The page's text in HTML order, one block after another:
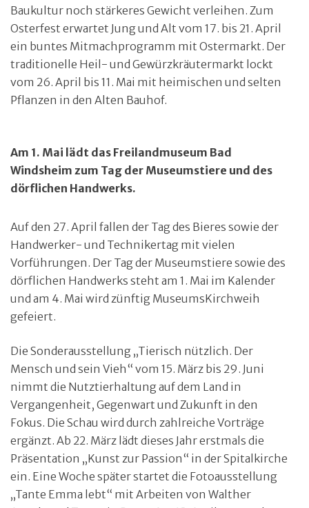
Baukultur noch stärkeres Gewicht verleihen. Zum
Osterfest erwartet Jung und Alt vom 17. bis 21. April
ein buntes Mitmachprogramm mit Ostermarkt. Der
traditionelle Heil- und Gewürzkräutermarkt lockt
vom 26. April bis 11. Mai mit heimischen und selten
Pflanzen in den Alten Bauhof.
Am 1. Mai lädt das Freilandmuseum Bad
Windsheim zum Tag der Museumstiere und des
dörflichen Handwerks.
Auf den 27. April fallen der Tag des Bieres sowie der
Handwerker- und Technikertag mit vielen
Vorführungen. Der Tag der Museumstiere sowie des
dörflichen Handwerks steht am 1. Mai im Kalender
und am 4. Mai wird zünftig MuseumsKirchweih
gefeiert.
Die Sonderausstellung „Tierisch nützlich. Der
Mensch und sein Vieh“ vom 15. März bis 29. Juni
nimmt die Nutztierhaltung auf dem Land in
Vergangenheit, Gegenwart und Zukunft in den
Fokus. Die Schau wird durch zahlreiche Vorträge
ergänzt. Ab 22. März lädt dieses Jahr erstmals die
Präsentation „Kunst zur Passion“ in der Spitalkirche
ein. Eine Woche später startet die Fotoausstellung
„Tante Emma lebt“ mit Arbeiten von Walther